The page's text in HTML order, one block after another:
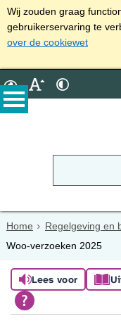
Wij zouden graag
gebruikerservaring te
over de cookiewet
Home Regelgeving en
Woo-verzoeken 2025
Lees voor